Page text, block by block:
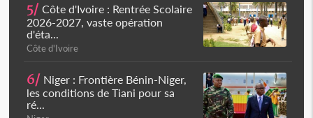
5/ Côte d'Ivoire : Rentrée Scolaire
2026-2027, vaste opération
d'éta...
Côte d'Ivoire
6/ Niger : Frontière Bénin-Niger,
les conditions de Tiani pour sa
ré...